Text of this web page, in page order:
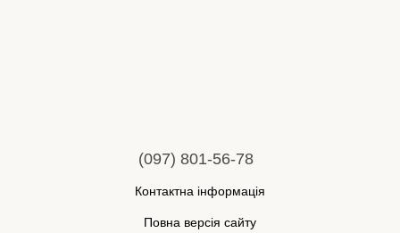
(097) 801-56-78
Контактна інформація
Повна версія сайту